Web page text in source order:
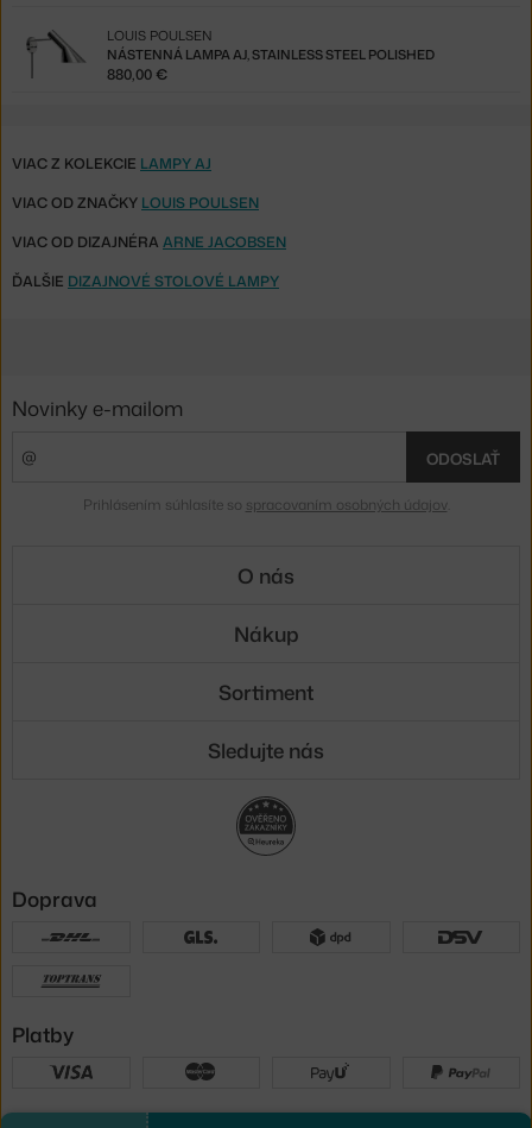
NÁSTENNÁ LAMPA AJ, STAINLESS STEEL POLISHED
LOUIS POULSEN
880,00 €
VIAC Z KOLEKCIE LAMPY AJ
VIAC OD ZNAČKY LOUIS POULSEN
VIAC OD DIZAJNÉRA ARNE JACOBSEN
ĎALŠIE DIZAJNOVÉ STOLOVÉ LAMPY
Novinky e-mailom
ODOSLAŤ
Prihlásením súhlasíte so spracovaním osobných údajov.
O nás
Nákup
Sortiment
Sledujte nás
Doprava
Platby